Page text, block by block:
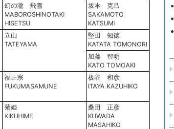
幻の瀧 飛雪
MABOROSHINOTAKI
HISETSU
坂本 克己
SAKAMOTO
KATSUMI
立山
TATEYAMA
堅田 知徳
KATATA TOMONORI
加藤 智明
KATO TOMOAKI
福正宗
FUKUMASAMUNE
板谷 和彦
ITAYA KAZUHIKO
菊姫
KIKUHIME
桑田 正彦
KUWADA
MASAHIKO